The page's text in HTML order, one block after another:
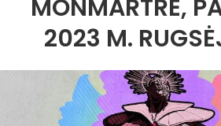
MONMARTRE,
2023 M.